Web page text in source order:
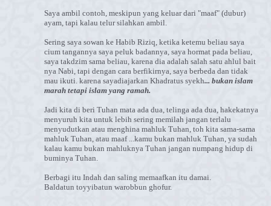
Saya ambil contoh, meskipun yang keluar dari "maaf" (dubur)
ayam, tapi kalau telur silahkan ambil.
Sering saya sowan ke Habib Riziq, ketika ketemu beliau saya
cium tangannya saya peluk badannya, saya hormat pada beliau,
saya takdzim sama beliau, karena dia adalah salah satu ahlul bait
nya Nabi, tapi dengan cara berfikirnya, saya berbeda dan tidak
mau ikuti. karena sayadiajarkan Khadratus syekh... bukan islam
marah tetapi islam yang ramah.
Jadi kita di beri Tuhan mata ada dua, telinga ada dua, hakekatnya
menyuruh kita untuk lebih sering memilah jangan terlalu
menyudutkan atau menghina mahluk Tuhan, toh kita sama-sama
mahluk Tuhan, atau maaf ...kamu bukan mahluk Tuhan, ya sudah
kalau kamu bukan mahluknya Tuhan jangan numpang hidup di
buminya Tuhan.
Berbagi itu Indah dan saling memaafkan itu damai.
Baldatun toyyibatun warobbun ghofur.